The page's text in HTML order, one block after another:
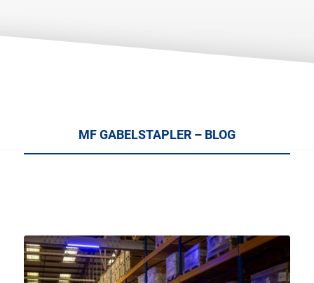
MF GABELSTAPLER – BLOG